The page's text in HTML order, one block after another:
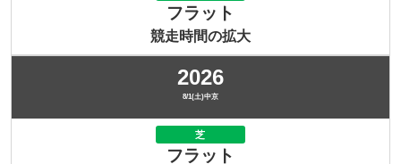
フラット
競走時間の拡大
2026
8/1(土)中京
芝
フラット